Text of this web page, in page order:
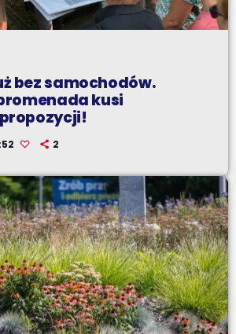
bez samochodów.
kusi
2